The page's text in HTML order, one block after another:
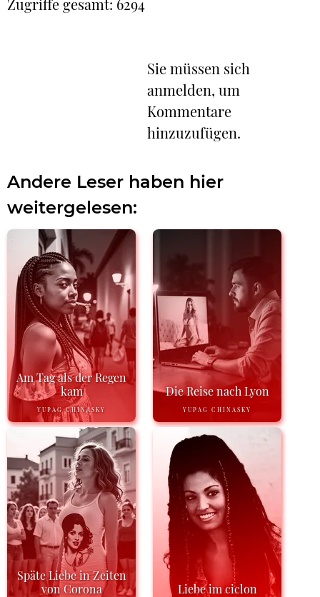
Zugriffe gesamt: 6294
Sie müssen sich
anmelden, um
Kommentare
hinzuzufügen.
Andere Leser haben hier
weitergelesen:
Am Tag als der Regen
kam
YUPAG CHINASKY
Die Reise nach Lyon
YUPAG CHINASKY
Späte Liebe in Zeiten
von Corona
Liebe im ciclon